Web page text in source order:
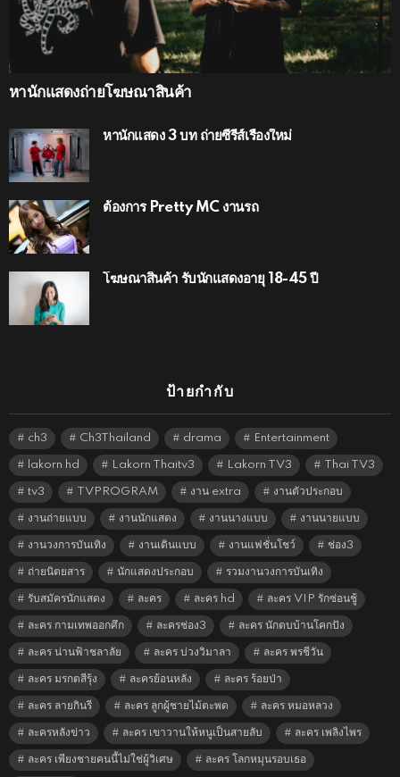
หานักแสดงถ่ายโฆษณาสินค้า
หานักแสดง 3 บท ถ่ายซีรีส์เรื่องใหม่
ต้องการ Pretty MC งานรถ
โฆษณาสินค้า รับนักแสดงอายุ 18-45 ปี
ป้ายกำกับ
ch3 Ch3Thailand drama Entertainment
lakorn hd Lakorn Thaitv3 Lakorn TV3 Thai TV3
tv3 TVPROGRAM งาน extra งานตัวประกอบ
งานถ่ายแบบ งานนักแสดง งานนางแบบ งานนายแบบ
งานวงการบันเทิง งานเดินแบบ งานแฟชั่นโชว์ ช่อง3
ถ่ายนิตยสาร นักแสดงประกอบ รวมงานวงการบันเทิง
รับสมัครนักแสดง ละคร ละคร hd ละคร VIP รักซ่อนชู้
ละคร กามเทพออกศึก ละครช่อง3 ละคร นักตบบ้านโคกปัง
ละคร น่านฟ้าชลาลัย ละคร บ่วงวิมาลา ละคร พรชีวัน
ละคร มรกตสีรุ้ง ละครย้อนหลัง ละคร ร้อยป่า
ละคร ลายกินรี ละคร ลูกผู้ชายไม้ตะพด ละคร หมอหลวง
ละครหลังข่าว ละคร เขาวานให้หนูเป็นสายลับ ละคร เพลิงไพร
ละคร เพียงชายคนนี้ไม่ใช่ผู้วิเศษ ละคร โลกหมุนรอบเธอ